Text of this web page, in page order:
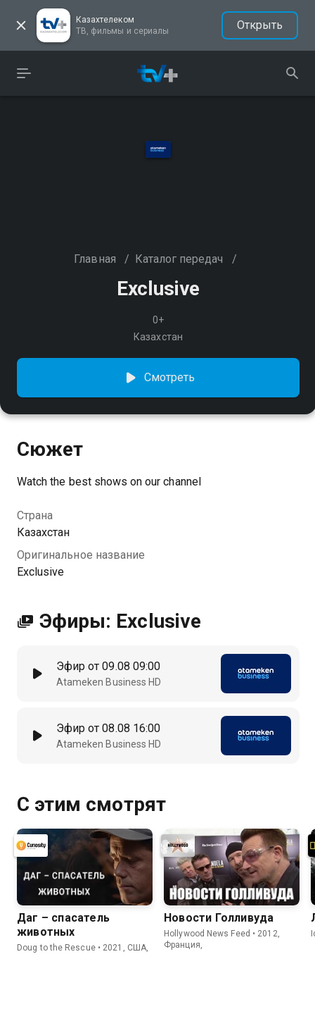
Казахтелеком
ТВ, фильмы и сериалы
Открыть
Главная / Каталог передач /
Exclusive
0+
Казахстан
Смотреть
Сюжет
Watch the best shows on our channel
Страна
Казахстан
Оригинальное название
Exclusive
Эфиры: Exclusive
Эфир от 09.08 09:00
Atameken Business HD
Эфир от 08.08 16:00
Atameken Business HD
С этим смотрят
Даг – спасатель
животных
Doug to the Rescue • 2021, США,
Новости Голливуда
Hollywood News Feed • 2012,
Франция,